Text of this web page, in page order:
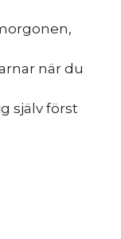
när du
själv först